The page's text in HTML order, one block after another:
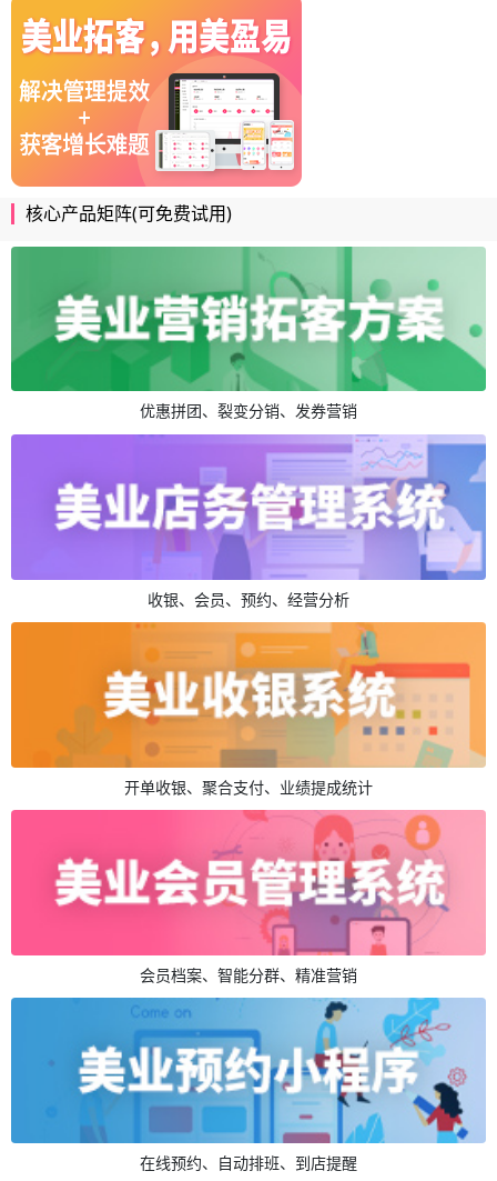
核心产品矩阵(可免费试用)
优惠拼团、裂变分销、发券营销
收银、会员、预约、经营分析
开单收银、聚合支付、业绩提成统计
会员档案、智能分群、精准营销
在线预约、自动排班、到店提醒